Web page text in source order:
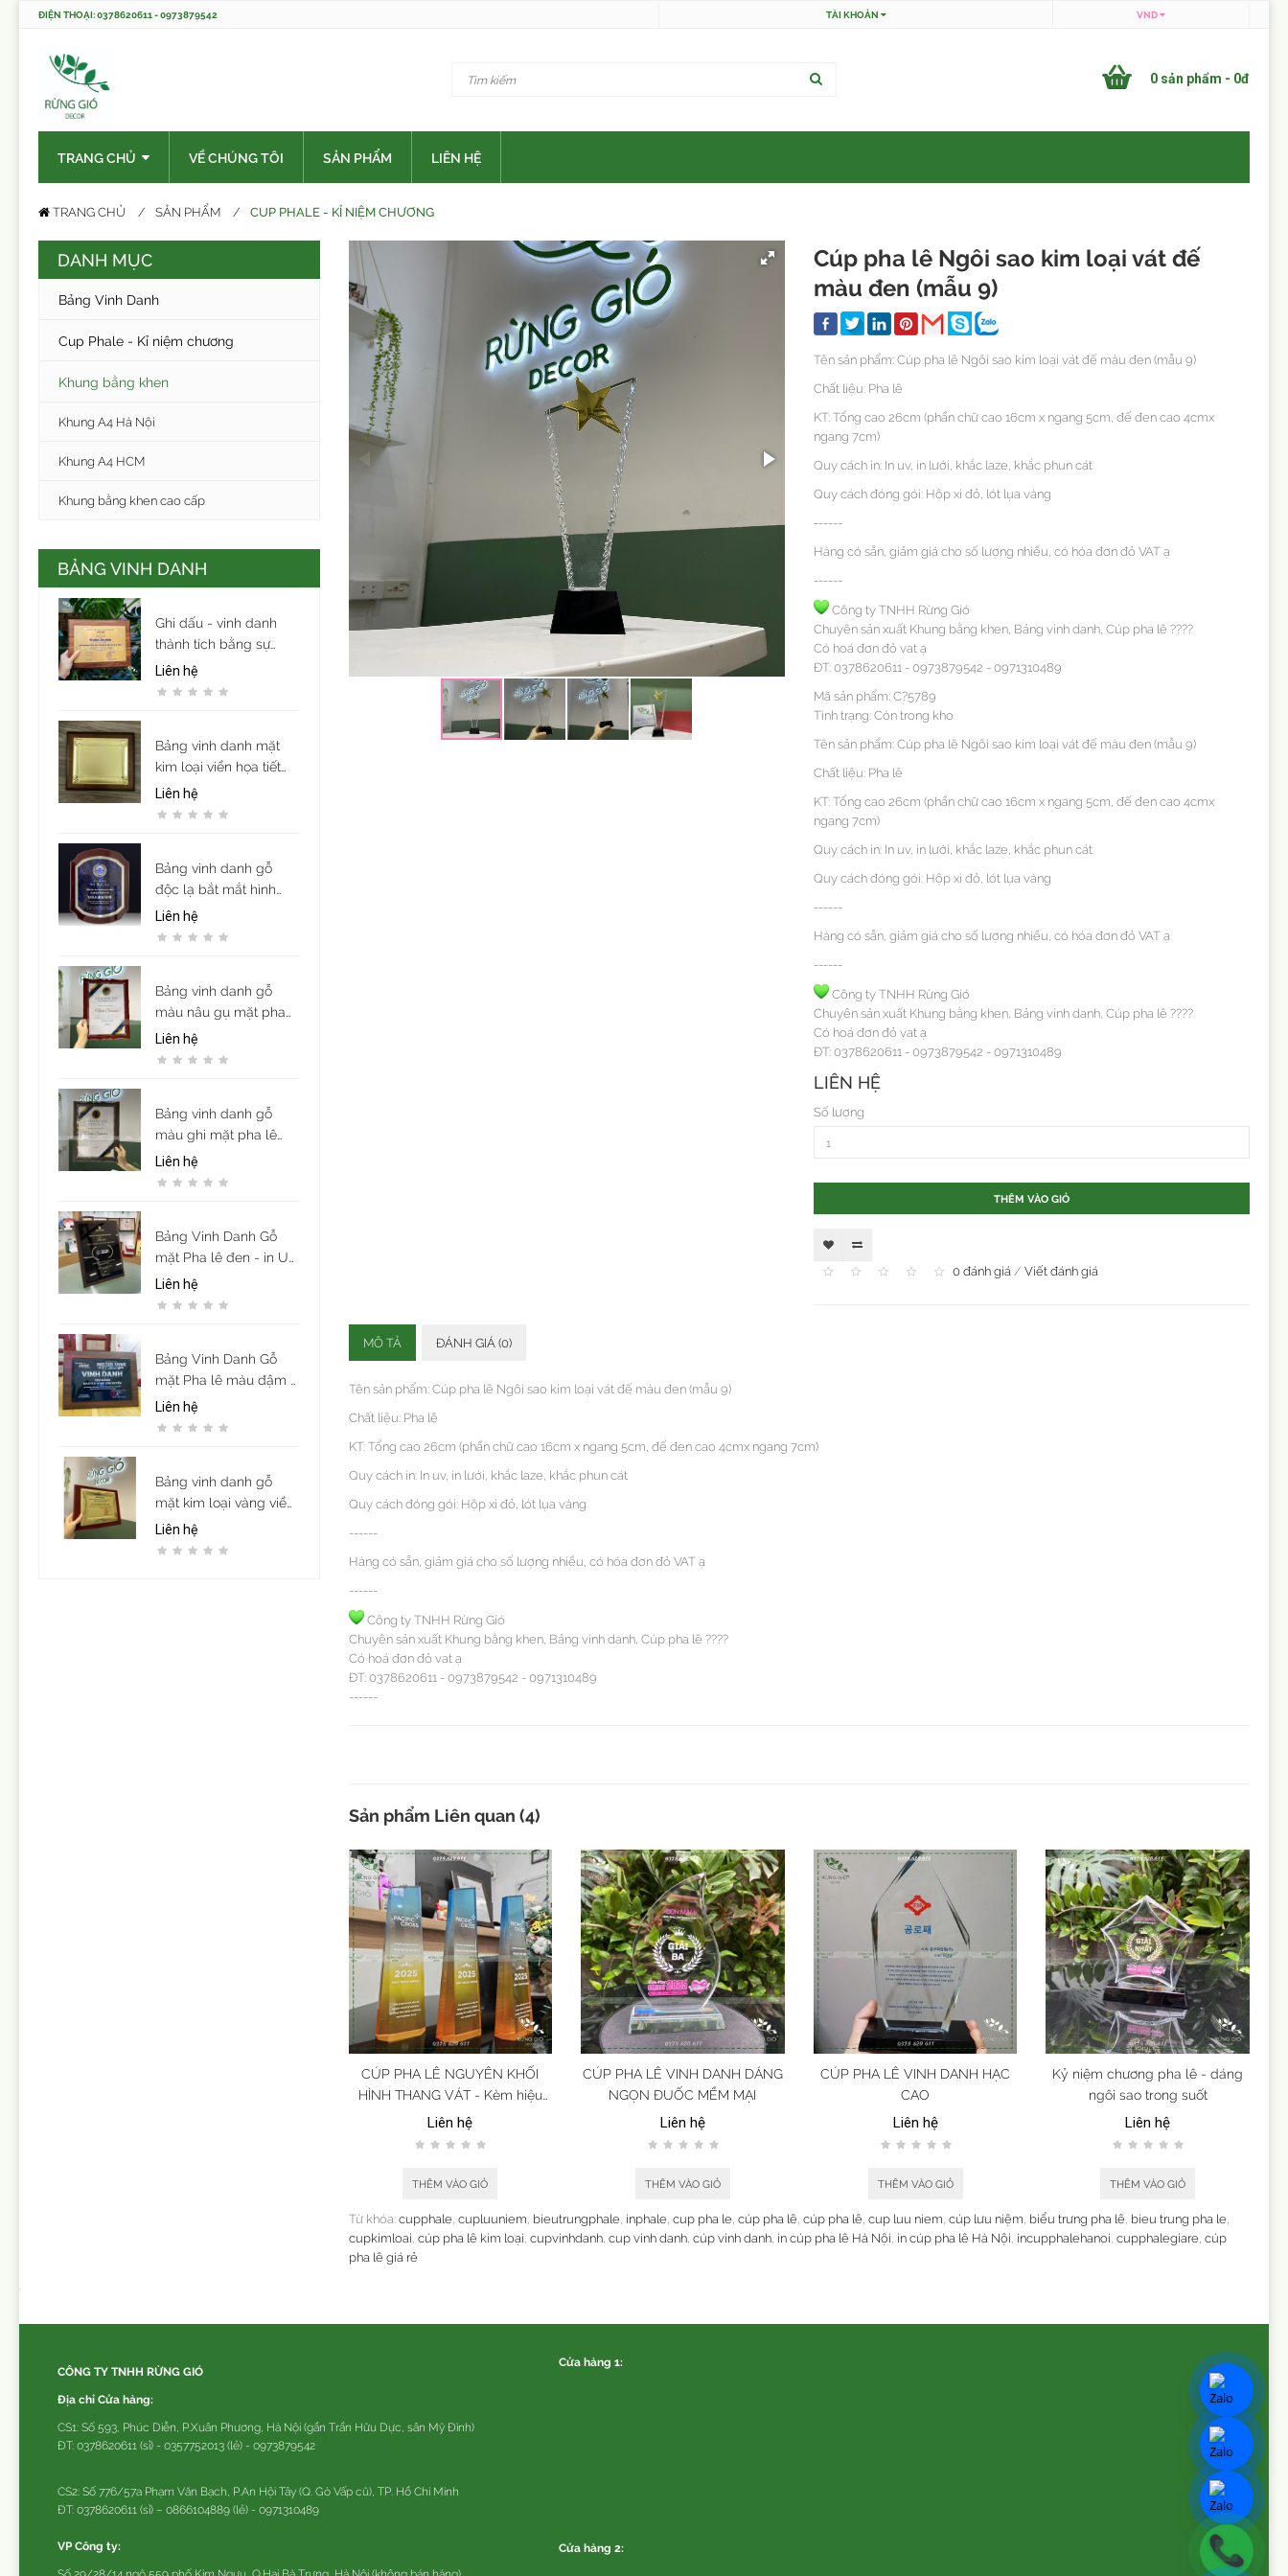
ĐIỆN THOẠI: 0378620611 - 0973879542 TÀI KHOẢN VND
0 sản phẩm - 0đ
TRANG CHỦ VỀ CHÚNG TÔI SẢN PHẨM LIÊN HỆ
TRANG CHỦ SẢN PHẨM CUP PHALE - KỈ NIỆM CHƯƠNG
DANH MỤC
Bảng Vinh Danh
Cup Phale - Kỉ niệm chương
Khung bằng khen
Khung A4 Hà Nội
Khung A4 HCM
Khung bằng khen cao cấp
BẢNG VINH DANH
Ghi dấu - vinh danh
thành tích bằng sự
trang trọng và tinh tế.
Liên hệ
Bảng vinh danh mặt
kim loại viền họa tiết
mẫu 9
Liên hệ
Bảng vinh danh gỗ
độc lạ bắt mắt hình
khiên
Liên hệ
Bảng vinh danh gỗ
màu nâu gụ mặt pha
lê acrylic sang trọng (
để vừa giấy khen cỡ
Liên hệ
Bảng vinh danh gỗ
màu ghi mặt pha lê
acrylic sang trọng ( để
vừa giấy khen cỡ A4)
Liên hệ
Bảng Vinh Danh Gỗ
mặt Pha lê đen - in UV
nội dung theo yêu cầu
Liên hệ
Bảng Vinh Danh Gỗ
mặt Pha lê màu đậm -
in UV
Liên hệ
Bảng vinh danh gỗ
mặt kim loại vàng viền
họa tiết mẫu 12
Liên hệ
Cúp pha lê Ngôi sao kim loại vát đế
màu đen (mẫu 9)
Tên sản phẩm: Cúp pha lê Ngôi sao kim loại vát đế màu đen (mẫu 9)
Chất liệu: Pha lê
KT: Tổng cao 26cm (phần chữ cao 16cm x ngang 5cm, đế đen cao 4cmx
ngang 7cm)
Quy cách in: In uv, in lưới, khắc laze, khắc phun cát
Quy cách đóng gói: Hộp xi đỏ, lót lụa vàng
------
Hàng có sẵn, giảm giá cho số lượng nhiều, có hóa đơn đỏ VAT ạ
------
Công ty TNHH Rừng Gió
Chuyên sản xuất Khung bằng khen, Bảng vinh danh, Cúp pha lê ????
Có hoá đơn đỏ vat ạ
ĐT: 0378620611 - 0973879542 - 0971310489
Mã sản phẩm: C?5789
Tình trạng: Còn trong kho
Tên sản phẩm: Cúp pha lê Ngôi sao kim loại vát đế màu đen (mẫu 9)
Chất liệu: Pha lê
KT: Tổng cao 26cm (phần chữ cao 16cm x ngang 5cm, đế đen cao 4cmx
ngang 7cm)
Quy cách in: In uv, in lưới, khắc laze, khắc phun cát
Quy cách đóng gói: Hộp xi đỏ, lót lụa vàng
------
Hàng có sẵn, giảm giá cho số lượng nhiều, có hóa đơn đỏ VAT ạ
------
Công ty TNHH Rừng Gió
Chuyên sản xuất Khung bằng khen, Bảng vinh danh, Cúp pha lê ????
Có hoá đơn đỏ vat ạ
ĐT: 0378620611 - 0973879542 - 0971310489
LIÊN HỆ
Số lượng
THÊM VÀO GIỎ
0 đánh giá/ Viết đánh giá
MÔ TẢ ĐÁNH GIÁ (0)
Tên sản phẩm: Cúp pha lê Ngôi sao kim loại vát đế màu đen (mẫu 9)
Chất liệu: Pha lê
KT: Tổng cao 26cm (phần chữ cao 16cm x ngang 5cm, đế đen cao 4cmx ngang 7cm)
Quy cách in: In uv, in lưới, khắc laze, khắc phun cát
Quy cách đóng gói: Hộp xi đỏ, lót lụa vàng
------
Hàng có sẵn, giảm giá cho số lượng nhiều, có hóa đơn đỏ VAT ạ
------
Công ty TNHH Rừng Gió
Chuyên sản xuất Khung bằng khen, Bảng vinh danh, Cúp pha lê ????
Có hoá đơn đỏ vat ạ
ĐT: 0378620611 - 0973879542 - 0971310489
------
Sản phẩm Liên quan (4)
CÚP PHA LÊ NGUYÊN KHỐI
HÌNH THANG VÁT - Kèm hiệu
ứng in phối màu nền cho cup
Liên hệ
THÊM VÀO GIỎ
CÚP PHA LÊ VINH DANH DÁNG
NGỌN ĐUỐC MỀM MẠI
Liên hệ
THÊM VÀO GIỎ
CÚP PHA LÊ VINH DANH HẠC
CAO
Liên hệ
THÊM VÀO GIỎ
Kỷ niệm chương pha lê - dáng
ngôi sao trong suốt
Liên hệ
THÊM VÀO GIỎ
Từ khóa:cupphale, cupluuniem, bieutrungphale, inphale, cup pha le, cúp pha lê, cúp pha lê, cup luu niem, cúp lưu niệm, biểu trưng pha lê, bieu trung pha le,
cupkimloai, cúp pha lê kim loại, cupvinhdanh, cup vinh danh, cúp vinh danh, in cúp pha lê Hà Nội, in cúp pha lê Hà Nội, incupphalehanoi, cupphalegiare, cúp
pha lê giá rẻ
CÔNG TY TNHH RỪNG GIÓ
Địa chỉ Cửa hàng:
CS1: Số 593, Phúc Diễn, P.Xuân Phương, Hà Nội (gần Trần Hữu Dực, sân Mỹ Đình)
ĐT: 0378620611 (sỉ) - 0357752013 (lẻ) - 0973879542
CS2: Số 776/57a Phạm Văn Bạch, P.An Hội Tây (Q. Gò Vấp cũ), TP. Hồ Chí Minh
ĐT: 0378620611 (sỉ) – 0866104889 (lẻ) - 0971310489
VP Công ty:
Cửa hàng 1:
Cửa hàng 2: